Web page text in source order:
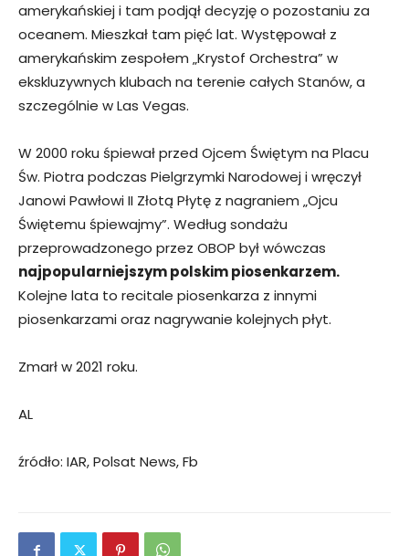
amerykańskiej i tam podjął decyzję o pozostaniu za
oceanem. Mieszkał tam pięć lat. Występował z
amerykańskim zespołem „Krystof Orchestra” w
ekskluzywnych klubach na terenie całych Stanów, a
szczególnie w Las Vegas.
W 2000 roku śpiewał przed Ojcem Świętym na Placu
Św. Piotra podczas Pielgrzymki Narodowej i wręczył
Janowi Pawłowi II Złotą Płytę z nagraniem „Ojcu
Świętemu śpiewajmy”. Według sondażu
przeprowadzonego przez OBOP był wówczas
najpopularniejszym polskim piosenkarzem.
Kolejne lata to recitale piosenkarza z innymi
piosenkarzami oraz nagrywanie kolejnych płyt.
Zmarł w 2021 roku.
AL
źródło: IAR, Polsat News, Fb